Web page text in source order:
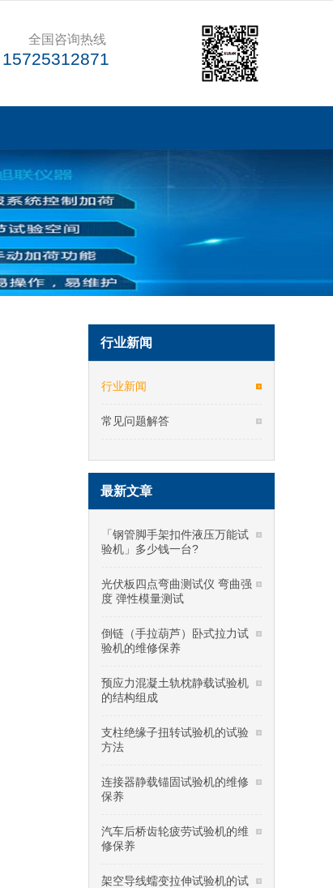
全国咨询热线
15725312871
行业新闻
行业新闻
常见问题解答
最新文章
「钢管脚手架扣件液压万能试
验机」多少钱一台?
光伏板四点弯曲测试仪 弯曲强
度 弹性模量测试
倒链（手拉葫芦）卧式拉力试
验机的维修保养
预应力混凝土轨枕静载试验机
的结构组成
支柱绝缘子扭转试验机的试验
方法
连接器静载锚固试验机的维修
保养
汽车后桥齿轮疲劳试验机的维
修保养
架空导线蠕变拉伸试验机的试